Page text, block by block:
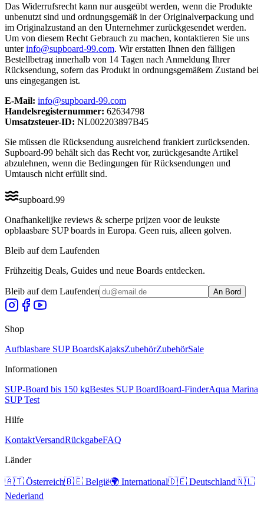
Das Widerrufsrecht kann nur ausgeübt werden, wenn die Produkte
unbenutzt sind und ordnungsgemäß in der Originalverpackung und
im Originalzustand an den Unternehmer zurückgesendet werden.
Um von diesem Recht Gebrauch zu machen, kontaktieren Sie uns
unterinfo@supboard-99.com. Wir erstatten Ihnen den fälligen
Bestellbetrag innerhalb von 14 Tagen nach Anmeldung Ihrer
Rücksendung, sofern das Produkt in ordnungsgemäßem Zustand bei
uns eingegangen ist.
E-Mail: info@supboard-99.com
Handelsregisternummer: 62634798
Umsatzsteuer-ID: NL002203897B45
Sie müssen die Rücksendung ausreichend frankiert zurücksenden.
Supboard-99 behält sich das Recht vor, zurückgesandte Artikel
abzulehnen, wenn die Bedingungen für Rücksendungen und
Umtausch nicht erfüllt sind.
supboard.99
Onafhankelijke reviews & scherpe prijzen voor de leukste
opblaasbare SUP boards in Europa. Geen ruis, alleen golven.
Bleib auf dem Laufenden
Frühzeitig Deals, Guides und neue Boards entdecken.
Bleib auf dem Laufenden An Bord
Shop
Aufblasbare SUP BoardsKajaksZubehörZubehörSale
Informationen
SUP-Board bis 150 kgBestes SUP BoardBoard-FinderAqua Marina
SUP Test
Hilfe
KontaktVersandRückgabeFAQ
Länder
🇦🇹 Österreich🇧🇪 België🌍 International🇩🇪 Deutschland🇳🇱
Nederland